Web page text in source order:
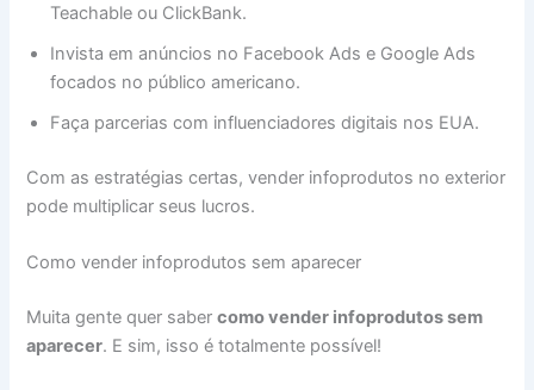
Teachable ou ClickBank.
Invista em anúncios no Facebook Ads e Google Ads
focados no público americano.
Faça parcerias com influenciadores digitais nos EUA.
Com as estratégias certas, vender infoprodutos no exterior
pode multiplicar seus lucros.
Como vender infoprodutos sem aparecer
Muita gente quer sabercomo vender infoprodutos sem
aparecer. E sim, isso é totalmente possível!